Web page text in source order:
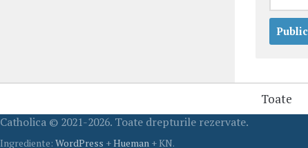
Toate
Catholica © 2021-2026. Toate drepturile rezervate.
Ingrediente: WordPress +Hueman + KN.